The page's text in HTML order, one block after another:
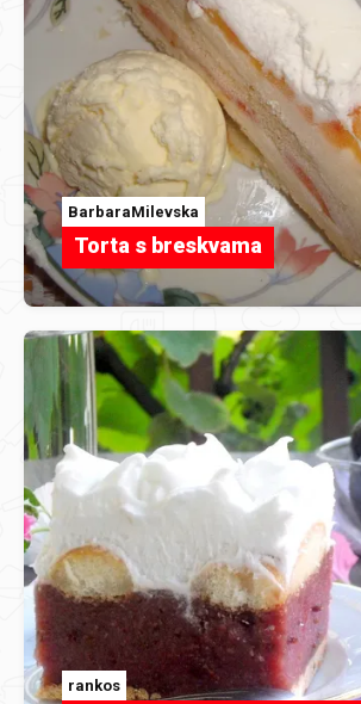
BarbaraMilevska
Torta s breskvama
rankos